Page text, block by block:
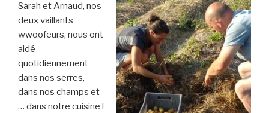
Sarah et Arnaud, nos
deux vaillants
wwoofeurs, nous ont
aidé
quotidiennement
dans nos serres,
dans nos champs et
… dans notre cuisine !